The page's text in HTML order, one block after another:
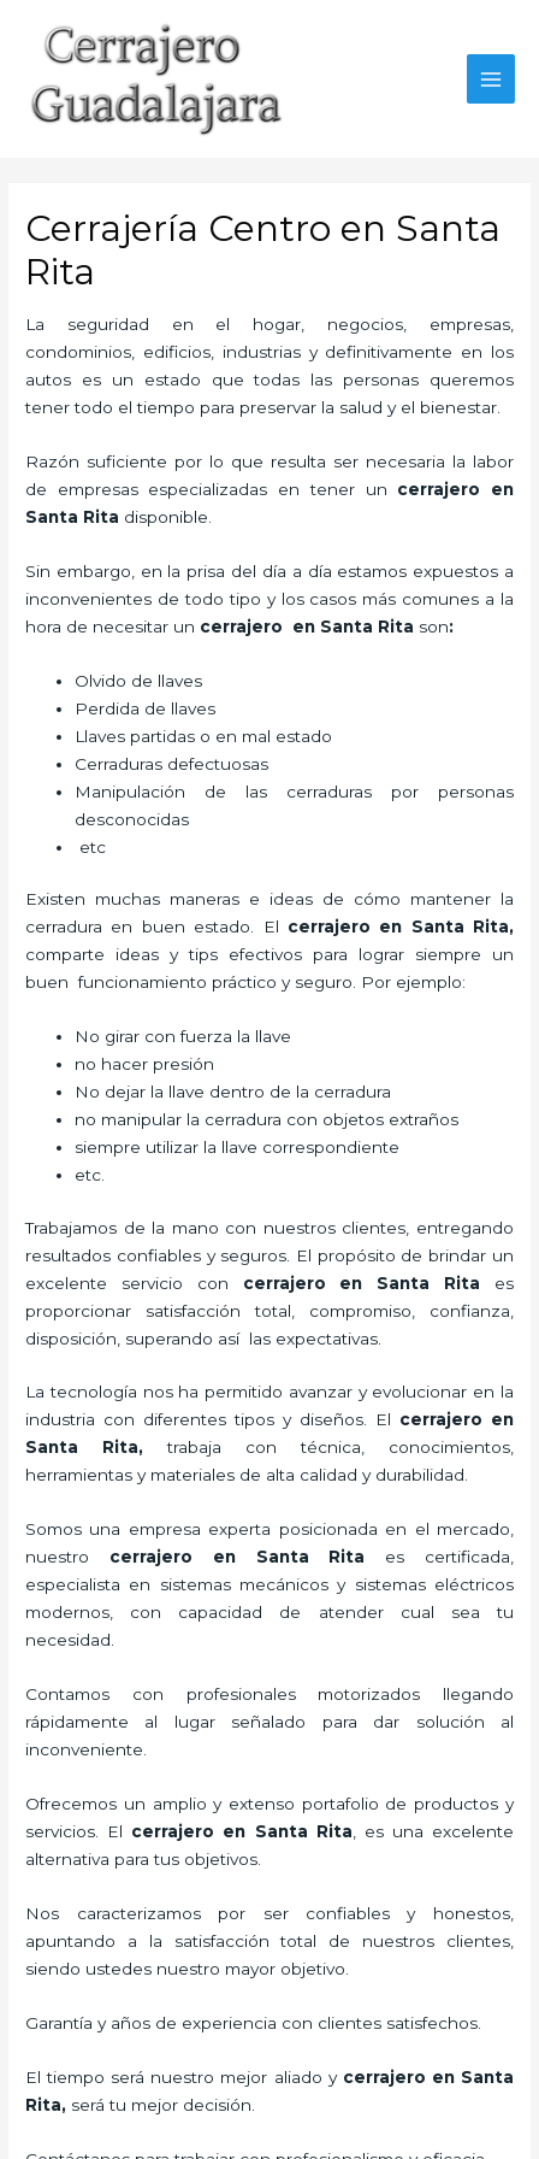
contenido
Cerrajería Centro en Santa
Rita
La seguridad en el hogar, negocios, empresas,
condominios, edificios, industrias y definitivamente en los
autos es un estado que todas las personas queremos
tener todo el tiempo para preservar la salud y el bienestar.
Razón suficiente por lo que resulta ser necesaria la labor
de empresas especializadas en tener un cerrajero en
Santa Rita disponible.
Sin embargo, en la prisa del día a día estamos expuestos a
inconvenientes de todo tipo y los casos más comunes a la
hora de necesitar un cerrajero en Santa Rita son:
Olvido de llaves
Perdida de llaves
Llaves partidas o en mal estado
Cerraduras defectuosas
Manipulación de las cerraduras por personas
desconocidas
etc
Existen muchas maneras e ideas de cómo mantener la
cerradura en buen estado. El cerrajero en Santa Rita,
comparte ideas y tips efectivos para lograr siempre un
buen funcionamiento práctico y seguro. Por ejemplo:
No girar con fuerza la llave
no hacer presión
No dejar la llave dentro de la cerradura
no manipular la cerradura con objetos extraños
siempre utilizar la llave correspondiente
etc.
Trabajamos de la mano con nuestros clientes, entregando
resultados confiables y seguros. El propósito de brindar un
excelente servicio con cerrajero en Santa Rita es
proporcionar satisfacción total, compromiso, confianza,
disposición, superando así las expectativas.
La tecnología nos ha permitido avanzar y evolucionar en la
industria con diferentes tipos y diseños. El cerrajero en
Santa Rita,trabaja con técnica, conocimientos,
herramientas y materiales de alta calidad y durabilidad.
Somos una empresa experta posicionada en el mercado,
nuestro cerrajero en Santa Rita es certificada,
especialista en sistemas mecánicos y sistemas eléctricos
modernos, con capacidad de atender cual sea tu
necesidad.
Contamos con profesionales motorizados llegando
rápidamente al lugar señalado para dar solución al
inconveniente.
Ofrecemos un amplio y extenso portafolio de productos y
servicios. El cerrajero en Santa Rita , es una excelente
alternativa para tus objetivos.
Nos caracterizamos por ser confiables y honestos,
apuntando a la satisfacción total de nuestros clientes,
siendo ustedes nuestro mayor objetivo.
Garantía y años de experiencia con clientes satisfechos.
El tiempo será nuestro mejor aliado y cerrajero en Santa
Rita, será tu mejor decisión.